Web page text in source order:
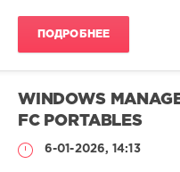
сборник,
USB,
HDD,
драйвера
ПОДРОБНЕЕ
WINDOWS
FC PORTABLES
6-01-2026, 14:13